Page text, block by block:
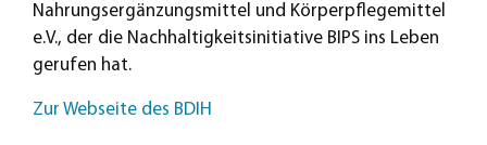
Nahrungsergänzungsmittel und Körperpflegemittel
e.V., der die Nachhaltigkeitsinitiative BIPS ins Leben
gerufen hat.
Zur Webseite des BDIH